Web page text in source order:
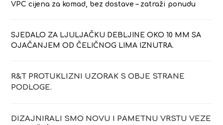
VPC cijena za komad, bez dostave – zatraži ponudu
SJEDALO ZA LJULJAČKU DEBLJINE OKO 10 MM SA
OJAČANJEM OD ČELIČNOG LIMA IZNUTRA.
R&T PROTUKLIZNI UZORAK S OBJE STRANE
PODLOGE.
DIZAJNIRALI SMO NOVU I PAMETNU VRSTU VEZE